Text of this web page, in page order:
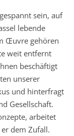
sein, auf
lebende
Œuvre gehören
weit entfernt
beschäftigt
unserer
und hinterfragt
Gesellschaft.
arbeitet
dem Zufall.